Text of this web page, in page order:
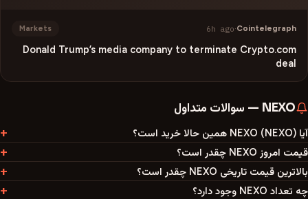
Cointelegraph
·
6h ago
Markets
Donald Trump’s media company to terminate Crypto.com
deal
NEXO
— سوالات متداول
آیا NEXO (NEXO) همین حالا خرید است؟
قیمت امروز NEXO چقدر است؟
بالاترین قیمت تاریخی NEXO چقدر است؟
چه تعداد NEXO وجود دارد؟